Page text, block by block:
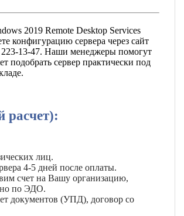
2019 Remote Desktop Services
конфигурацию сервера через сайт
223-13-47. Наши менеджеры помогут
подобрать сервер практически под
расчет):
лиц.
4-5 дней после оплаты.
счет на Вашу организацию,
по ЭДО.
документов (УПД), договор со